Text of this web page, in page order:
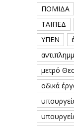
ΠΟΜΙΔΑ
ΤΑΙΠΕΔ
ΥΠΕΝ
μετρό
οδικά